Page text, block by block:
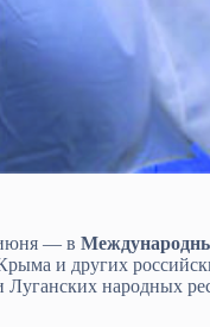
— в
и других
народных